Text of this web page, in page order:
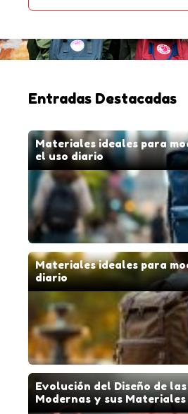
Entradas Destacadas
Materiales ideales para
el uso diario
Materiales ideales para
diario
Evolución del Diseño de
Modernas y sus Materiales